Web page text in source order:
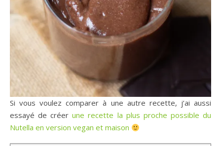
Si vous voulez comparer à une autre recette, j’ai aussi
essayé de créerune recette la plus proche possible du
Nutella en version vegan et maison